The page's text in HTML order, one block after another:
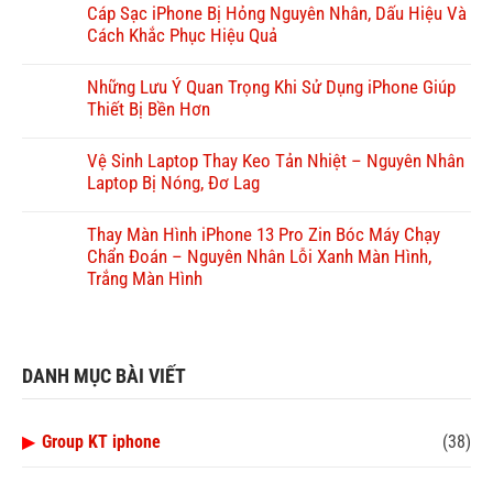
Cáp Sạc iPhone Bị Hỏng Nguyên Nhân, Dấu Hiệu Và
Cách Khắc Phục Hiệu Quả
Những Lưu Ý Quan Trọng Khi Sử Dụng iPhone Giúp
Thiết Bị Bền Hơn
Vệ Sinh Laptop Thay Keo Tản Nhiệt – Nguyên Nhân
Laptop Bị Nóng, Đơ Lag
Thay Màn Hình iPhone 13 Pro Zin Bóc Máy Chạy
Chẩn Đoán – Nguyên Nhân Lỗi Xanh Màn Hình,
Trắng Màn Hình
DANH MỤC BÀI VIẾT
▶ Group KT iphone (38)